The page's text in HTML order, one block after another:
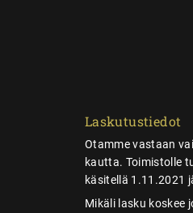
Laskutustiedot
Otamme vastaan
kautta. Toimistolle
käsitellä 1.11.2021
Mikäli lasku koskee